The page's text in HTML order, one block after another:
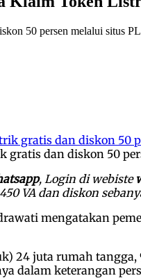
50 persen melalui situs
gratis dan diskon 50
, Login di webiste
VA dan diskon
mengatakan
24 juta rumah
dalam keterangan